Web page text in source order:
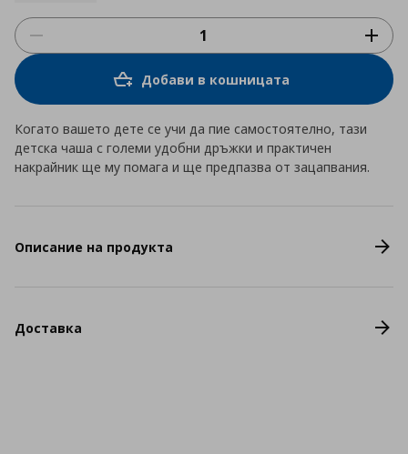
Добави в кошницата
Когато вашето дете се учи да пие самостоятелно, тази
детска чаша с големи удобни дръжки и практичен
накрайник ще му помага и ще предпазва от зацапвания.
Описание на продукта
Доставка